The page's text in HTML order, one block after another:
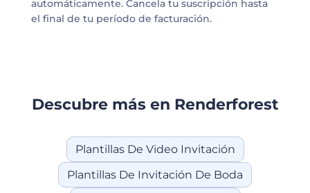
automáticamente. Cancela tu suscripción hasta
el final de tu período de facturación.
Descubre más en Renderforest
Plantillas De Video Invitación
Plantillas De Invitación De Boda